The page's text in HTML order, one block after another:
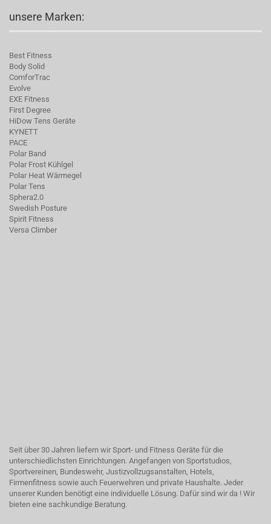
unsere Marken:
Best Fitness
Body Solid
ComforTrac
Evolve
EXE Fitness
First Degree
HiDow Tens Geräte
KYNETT
PACE
Polar Band
Polar Frost Kühlgel
Polar Heat Wärmegel
Polar Tens
Sphera2.0
Swedish Posture
Spirit Fitness
Versa Climber
Seit über 30 Jahren liefern wir Sport- und Fitness Geräte für die
unterschiedlichsten Einrichtungen. Angefangen von Sportstudios,
Sportvereinen, Bundeswehr, Justizvollzugsanstalten, Hotels,
Firmenfitness sowie auch Feuerwehren und private Haushalte. Jeder
unserer Kunden benötigt eine individuelle Lösung. Dafür sind wir da ! Wir
bieten eine sachkundige Beratung.